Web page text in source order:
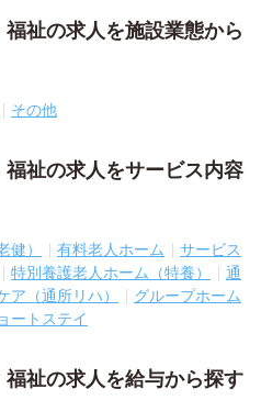
祉の求人を施設業態から
その他
祉の求人をサービス内容
健） 有料老人ホーム
サービス
特別養護老人ホーム（特養）
通
ア（通所リハ）
グループホーム
ートステイ
祉の求人を給与から探す